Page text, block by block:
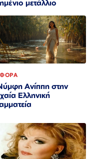
μετάλλιο
Ανίππη στην
Ελληνική